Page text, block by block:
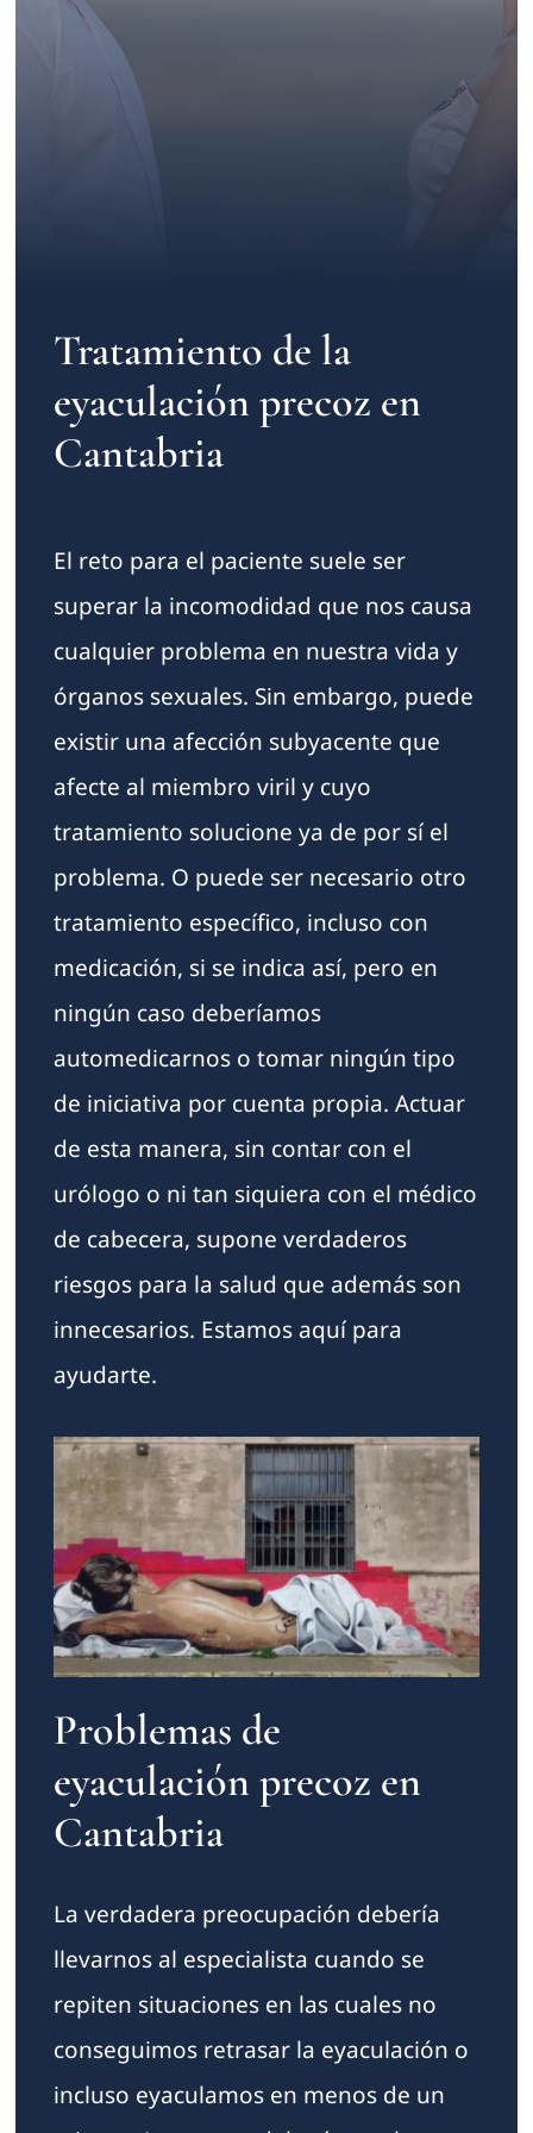
Tratamiento de la
eyaculación precoz en
Cantabria
El reto para el paciente suele ser
superar la incomodidad que nos causa
cualquier problema en nuestra vida y
órganos sexuales. Sin embargo, puede
existir una afección subyacente que
afecte al miembro viril y cuyo
tratamiento solucione ya de por sí el
problema. O puede ser necesario otro
tratamiento específico, incluso con
medicación, si se indica así, pero en
ningún caso deberíamos
automedicarnos o tomar ningún tipo
de iniciativa por cuenta propia. Actuar
de esta manera, sin contar con el
urólogo o ni tan siquiera con el médico
de cabecera, supone verdaderos
riesgos para la salud que además son
innecesarios. Estamos aquí para
ayudarte.
Problemas de
eyaculación precoz en
Cantabria
La verdadera preocupación debería
llevarnos al especialista cuando se
repiten situaciones en las cuales no
conseguimos retrasar la eyaculación o
incluso eyaculamos en menos de un